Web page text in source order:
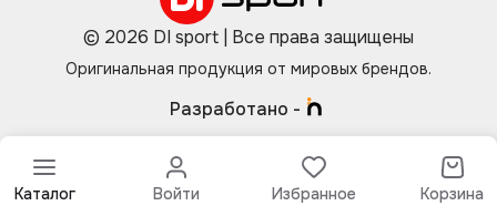
© 2026 DI sport | Все права защищены
Оригинальная продукция от мировых брендов.
Разработано -
Каталог Войти Избранное Корзина